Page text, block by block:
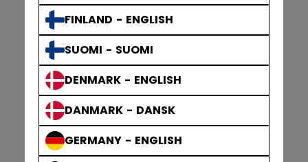
FINLAND - ENGLISH
SUOMI - SUOMI
DENMARK - ENGLISH
DANMARK - DANSK
GERMANY - ENGLISH